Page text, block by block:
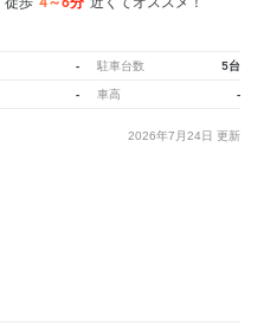
- 駐車台数 5台
- 車高 -
2026年7月24日 更新